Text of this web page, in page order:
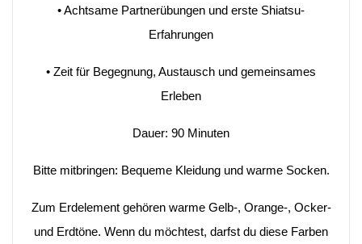
• Achtsame Partnerübungen und erste Shiatsu-
Erfahrungen
• Zeit für Begegnung, Austausch und gemeinsames
Erleben
Dauer: 90 Minuten
Bitte mitbringen: Bequeme Kleidung und warme Socken.
Zum Erdelement gehören warme Gelb-, Orange-, Ocker-
und Erdtöne. Wenn du möchtest, darfst du diese Farben